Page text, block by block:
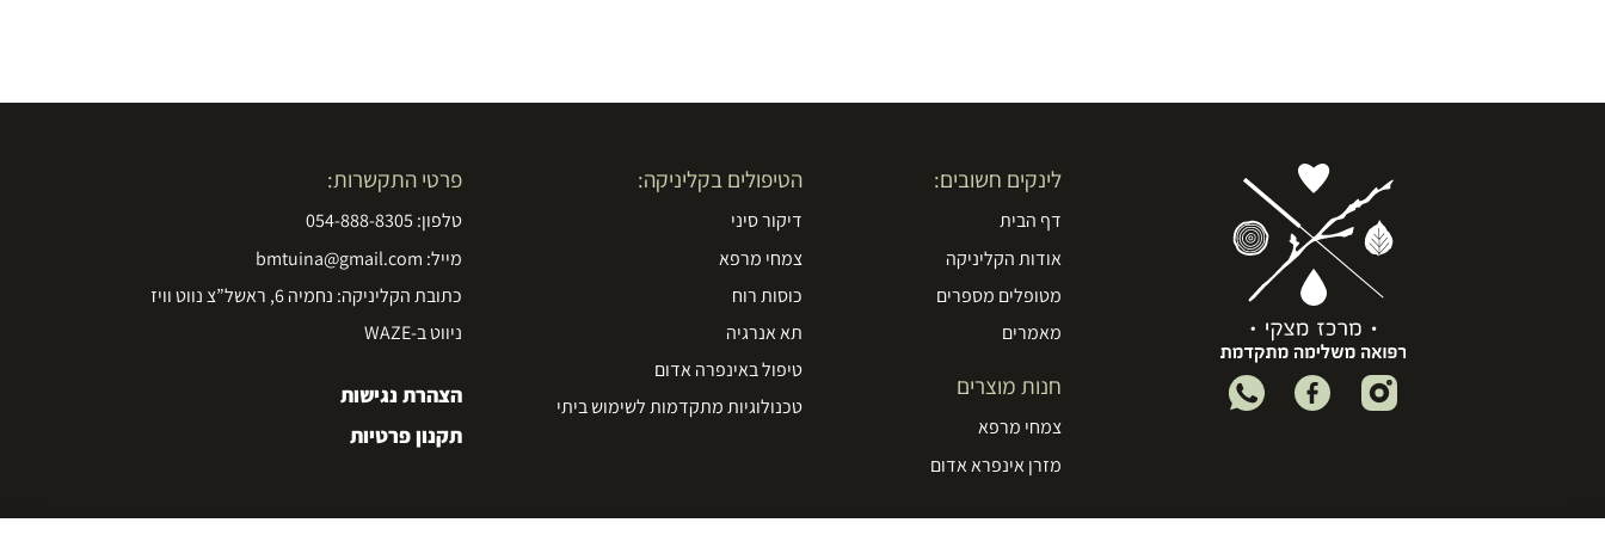
לינקים חשובים:
דף הבית
אודות הקליניקה
מטופלים מספרים
מאמרים
חנות מוצרים
צמחי מרפא
מזרן אינפרא אדום
הטיפולים בקליניקה:
דיקור סיני
צמחי מרפא
כוסות רוח
תא אנרגיה
טיפול באינפרה אדום
טכנולוגיות מתקדמות לשימוש ביתי
פרטי התקשרות:
טלפון: 054-888-8305
מייל: bmtuina@gmail.com
כתובת הקליניקה: נחמיה 6, ראשל”צ נווט וויז
ניווט ב-WAZE
הצהרת נגישות
תקנון פרטיות